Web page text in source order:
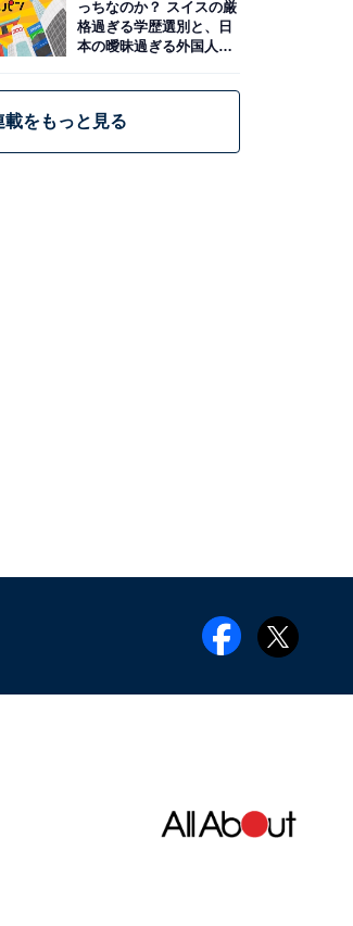
っちなのか？ スイスの厳
格過ぎる学歴選別と、日
本の曖昧過ぎる外国人政
載をもっと見る